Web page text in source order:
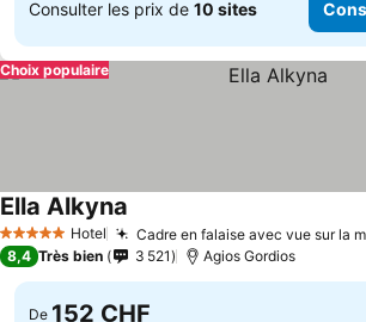
Consulter les prix de 10 sites
Choix populaire
5 Étoiles Hotel Cadre en falaise avec vue sur la
Ella Alkyna
8,4 Très bien 3 521 Agios Gordios
De 152 CHF